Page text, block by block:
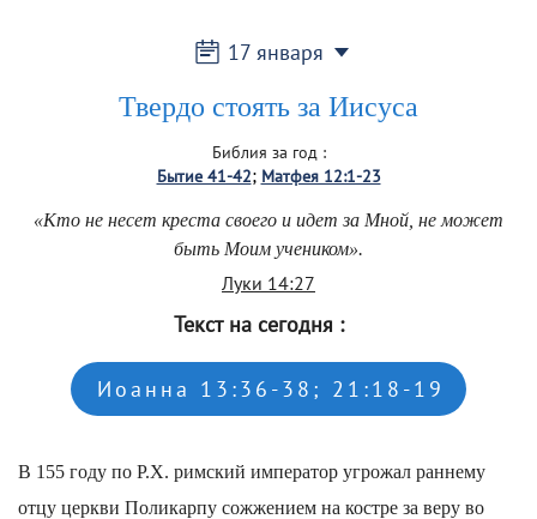
17 января
Твердо стоять за Иисуса
Библия за год:
Бытие 41-42 Матфея 12:1-23
«Кто не несет креста своего и идет за Мной, не может
быть Моим учеником».
Луки 14:27
Текст на сегодня :
Иоанна 13:36-38; 21:18-19
В 155 году по Р.Х. римский император угрожал раннему
отцу церкви Поликарпу сожжением на костре за веру во